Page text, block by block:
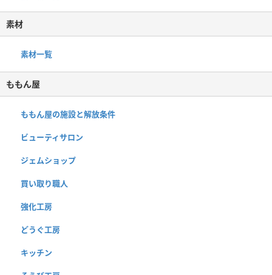
素材
素材一覧
ももん屋
ももん屋の施設と解放条件
ビューティサロン
ジェムショップ
買い取り職人
強化工房
どうぐ工房
キッチン